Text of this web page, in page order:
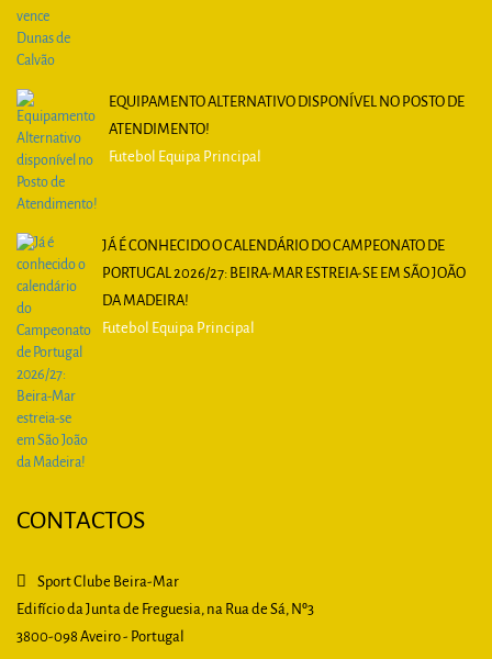
EQUIPAMENTO ALTERNATIVO DISPONÍVEL NO POSTO DE
ATENDIMENTO!
Futebol Equipa Principal
JÁ É CONHECIDO O CALENDÁRIO DO CAMPEONATO DE
PORTUGAL 2026/27: BEIRA-MAR ESTREIA-SE EM SÃO JOÃO
DA MADEIRA!
Futebol Equipa Principal
CONTACTOS
Sport Clube Beira-Mar
Edifício da Junta de Freguesia, na Rua de Sá, Nº3
3800-098 Aveiro - Portugal